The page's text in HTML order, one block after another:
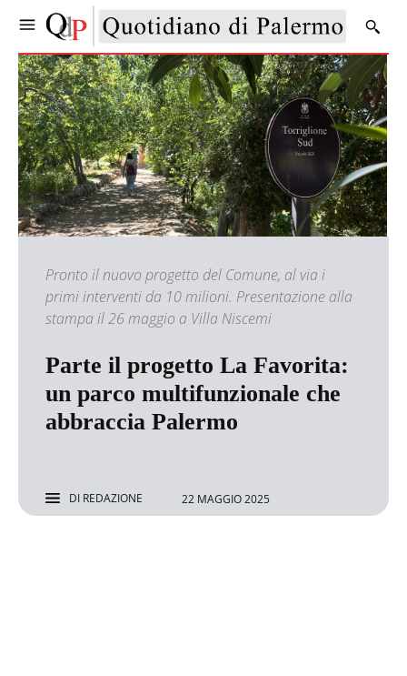
Pronto il nuovo progetto del Comune, al via i
primi interventi da 10 milioni. Presentazione alla
stampa il 26 maggio a Villa Niscemi
Parte il progetto La Favorita:
un parco multifunzionale che
abbraccia Palermo
DI REDAZIONE 22 MAGGIO 2025